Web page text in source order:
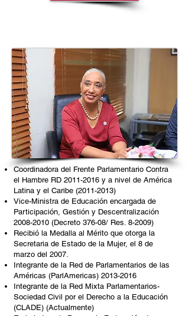
Coordinadora del Frente Parlamentario Contra
el Hambre RD 2011-2016 y a nivel de América
Latina y el Caribe (2011-2013)
Vice-Ministra de Educación encargada de
Participación, Gestión y Descentralización
2008-2010 (Decreto 376-08/ Res. 8-2009)
Recibió la Medalla al Mérito que otorga la
Secretaria de Estado de la Mujer, el 8 de
marzo del 2007.
Integrante de la Red de Parlamentarios de las
Américas (ParlAmericas) 2013-2016
Integrante de la Red Mixta Parlamentarios-
Sociedad Civil por el Derecho a la Educación
(CLADE) (Actualmente)